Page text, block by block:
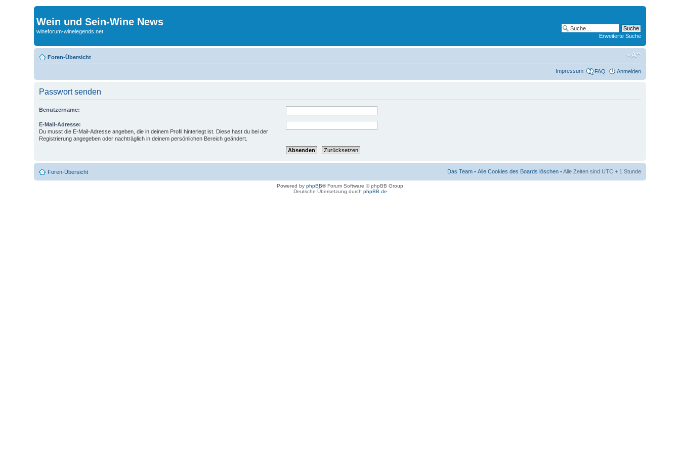
Wein und Sein-Wine News
wineforum-winelegends.net
Erweiterte Suche
Foren-Übersicht
Impressum FAQ Anmelden
Passwort senden
Benutzername:
E-Mail-Adresse:
Du musst die E-Mail-Adresse angeben, die in deinem Profil hinterlegt ist. Diese hast du bei der
Registrierung angegeben oder nachträglich in deinem persönlichen Bereich geändert.
Foren-Übersicht Das Team• Alle Cookies des Boards löschen• Alle Zeiten sind UTC + 1 Stunde
Powered by phpBB® Forum Software © phpBB Group
Deutsche Übersetzung durch phpBB.de